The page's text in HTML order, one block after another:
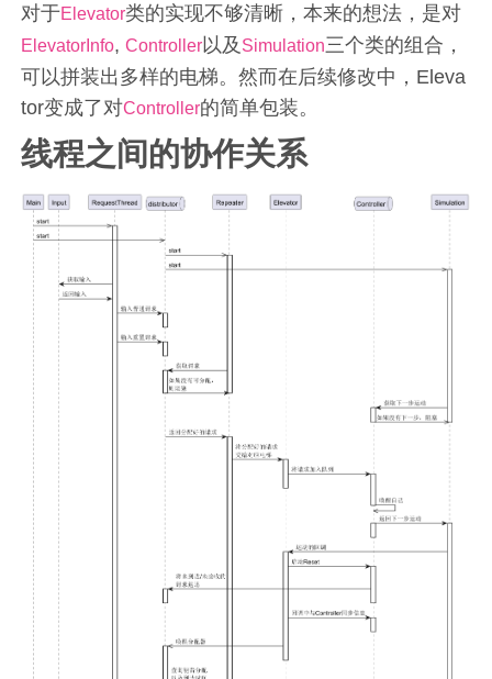
对于Elevator类的实现不够清晰，本来的想法，是对
ElevatorInfo,Controller以及 Simulation三个类的组合，
可以拼装出多样的电梯。然而在后续修改中，Eleva
tor变成了对Controller的简单包装。
线程之间的协作关系